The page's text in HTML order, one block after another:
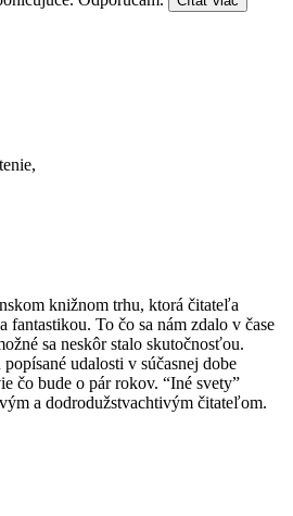
knižnom trhu, ktorá čitateľa
fantastikou. To čo sa nám zdalo v čase
sa neskôr stalo skutočnosťou.
udalosti v súčasnej dobe
čo bude o pár rokov. “Iné svety”
a dodrodužstvachtivým čitateľom.